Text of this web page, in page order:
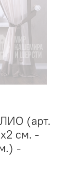
(арт.
см. -
-